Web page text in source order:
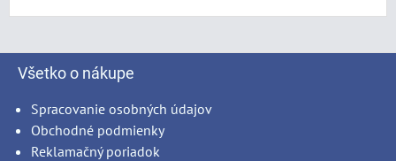
Všetko o nákupe
Spracovanie osobných údajov
Obchodné podmienky
Reklamačný poriadok